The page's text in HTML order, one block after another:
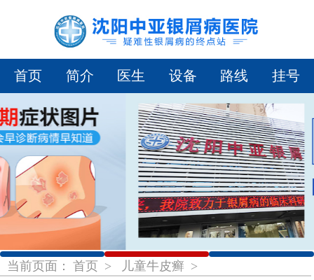
首页 简介 医生 设备 路线 挂号
1 2 3
当前页面： 首页 > 儿童牛皮癣 >